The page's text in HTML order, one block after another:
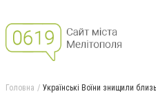
Головна Українські Воїни знищили